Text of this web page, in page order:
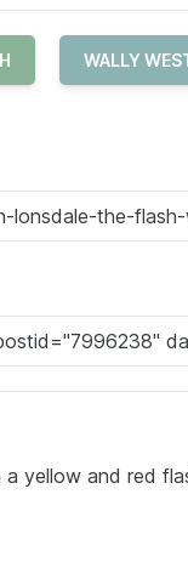
WALLY
yellow and red